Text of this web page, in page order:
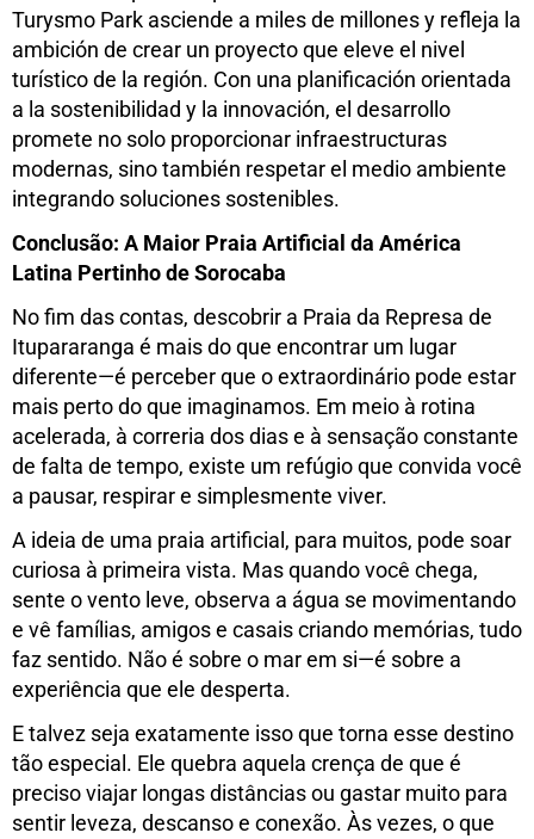
Turysmo Park asciende a miles de millones y refleja la
ambición de crear un proyecto que eleve el nivel
turístico de la región. Con una planificación orientada
a la sostenibilidad y la innovación, el desarrollo
promete no solo proporcionar infraestructuras
modernas, sino también respetar el medio ambiente
integrando soluciones sostenibles.
Conclusão: A Maior Praia Artificial da América
Latina Pertinho de Sorocaba
No fim das contas, descobrir a Praia da Represa de
Itupararanga é mais do que encontrar um lugar
diferente—é perceber que o extraordinário pode estar
mais perto do que imaginamos. Em meio à rotina
acelerada, à correria dos dias e à sensação constante
de falta de tempo, existe um refúgio que convida você
a pausar, respirar e simplesmente viver.
A ideia de uma praia artificial, para muitos, pode soar
curiosa à primeira vista. Mas quando você chega,
sente o vento leve, observa a água se movimentando
e vê famílias, amigos e casais criando memórias, tudo
faz sentido. Não é sobre o mar em si—é sobre a
experiência que ele desperta.
E talvez seja exatamente isso que torna esse destino
tão especial. Ele quebra aquela crença de que é
preciso viajar longas distâncias ou gastar muito para
sentir leveza, descanso e conexão. Às vezes, o que